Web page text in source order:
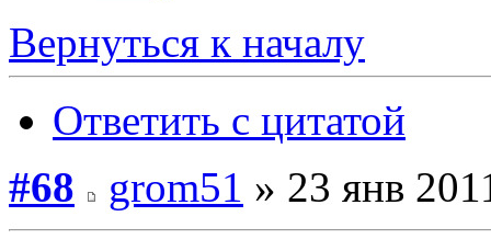
Вернуться к началу
Ответить с цитатой
#68
grom51 » 23 янв